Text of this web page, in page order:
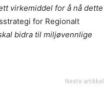
virkemiddel for å nå dette
for Regionalt
bidra til miljøvennlige
Neste artikkel